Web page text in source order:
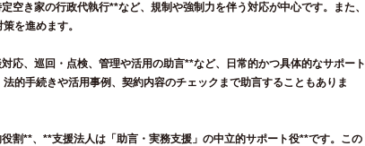
空き家の行政代執行**など、規制や強制力を伴う対応が中心です。また、
を進めます。
応、巡回・点検、管理や活用の助言**など、日常的かつ具体的なサポート
的手続きや活用事例、契約内容のチェックまで助言することもありま
割**、**支援法人は「助言・実務支援」の中立的サポート役**です。この